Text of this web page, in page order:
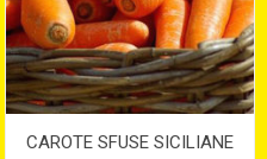
CAROTE SFUSE SICILIANE